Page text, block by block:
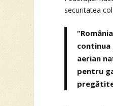
securitatea
continua
aerian
pentru